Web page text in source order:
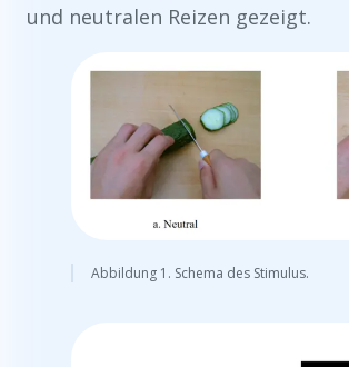
und neutralen Reizen gezeigt.
Abbildung 1. Schema des Stimulus.